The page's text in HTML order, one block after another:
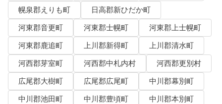
幌泉郡えりも町
日高郡新ひだか町
河東郡音更町
河東郡士幌町
河東郡上士幌町
河東郡鹿追町
上川郡新得町
上川郡清水町
河西郡芽室町
河西郡中札内村
河西郡更別村
広尾郡大樹町
広尾郡広尾町
中川郡幕別町
中川郡池田町
中川郡豊頃町
中川郡本別町